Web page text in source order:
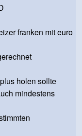
franken mit euro
holen sollte
mindestens